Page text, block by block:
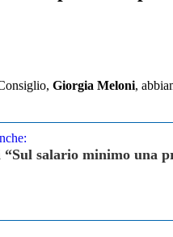
Giorgia Meloni,
salario minimo una